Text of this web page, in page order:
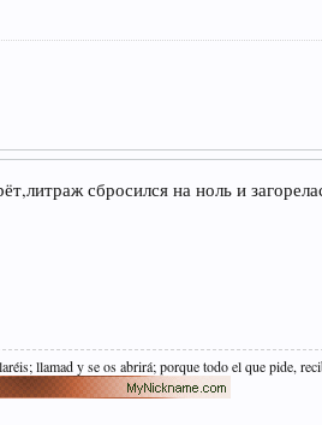
сбросился на ноль и
llamad y se os abrirá; porque todo el que pide,